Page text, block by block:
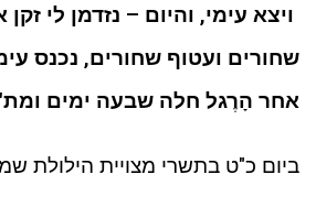
ויצא עימי, והיום – נזדמן לי
שחורים ועטוף שחורים, נכנס
אחר הָרֶגל חלה שבעה ימים
ביום כ"ט בתשרי מצויית הילולת